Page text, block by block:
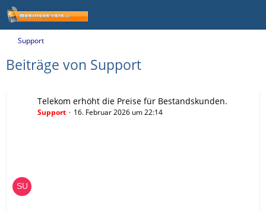
Support
Beiträge von Support
Telekom erhöht die Preise für Bestandskunden.
Support 16. Februar 2026 um 22:14